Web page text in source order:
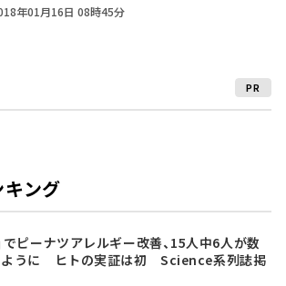
年01月16日 08時45分
PR
ング
でピーナツアレルギー改善、15人中6人が数
ように ヒトの実証は初 Science系列誌掲